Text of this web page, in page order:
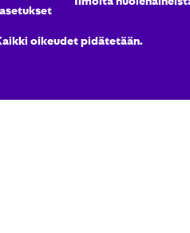
oikeudet pidätetään.